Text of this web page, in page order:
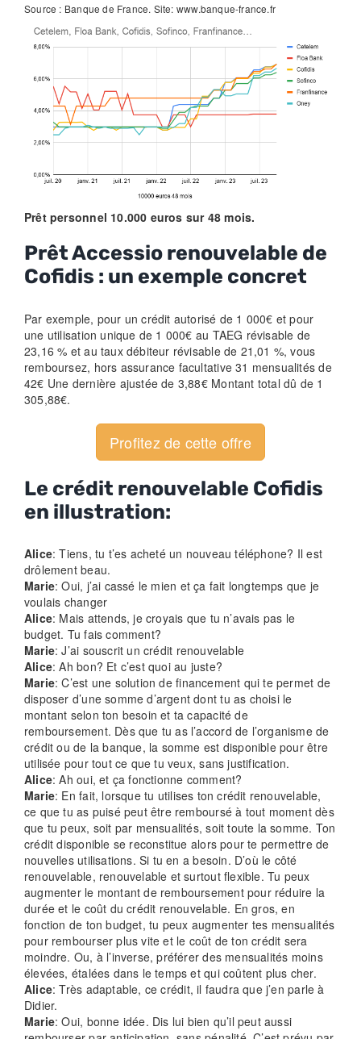
Source : Banque de France. Site: www.banque-france.fr
Prêt personnel 10.000 euros sur 48 mois.
Prêt Accessio renouvelable de
Cofidis : un exemple concret
Par exemple, pour un crédit autorisé de 1 000€ et pour
une utilisation unique de 1 000€ au TAEG révisable de
23,16 % et au taux débiteur révisable de 21,01 %, vous
remboursez, hors assurance facultative 31 mensualités de
42€ Une dernière ajustée de 3,88€ Montant total dû de 1
305,88€.
Profitez de cette offre
Le crédit renouvelable Cofidis
en illustration:
Alice: Tiens, tu t’es acheté un nouveau téléphone? Il est
drôlement beau.
Marie: Oui, j’ai cassé le mien et ça fait longtemps que je
voulais changer
Alice: Mais attends, je croyais que tu n’avais pas le
budget. Tu fais comment?
Marie: J’ai souscrit un crédit renouvelable
Alice: Ah bon? Et c’est quoi au juste?
Marie: C’est une solution de financement qui te permet de
disposer d’une somme d’argent dont tu as choisi le
montant selon ton besoin et ta capacité de
remboursement. Dès que tu as l’accord de l’organisme de
crédit ou de la banque, la somme est disponible pour être
utilisée pour tout ce que tu veux, sans justification.
Alice: Ah oui, et ça fonctionne comment?
Marie: En fait, lorsque tu utilises ton crédit renouvelable,
ce que tu as puisé peut être remboursé à tout moment dès
que tu peux, soit par mensualités, soit toute la somme. Ton
crédit disponible se reconstitue alors pour te permettre de
nouvelles utilisations. Si tu en a besoin. D’où le côté
renouvelable, renouvelable et surtout flexible. Tu peux
augmenter le montant de remboursement pour réduire la
durée et le coût du crédit renouvelable. En gros, en
fonction de ton budget, tu peux augmenter tes mensualités
pour rembourser plus vite et le coût de ton crédit sera
moindre. Ou, à l’inverse, préférer des mensualités moins
élevées, étalées dans le temps et qui coûtent plus cher.
Alice: Très adaptable, ce crédit, il faudra que j’en parle à
Didier.
Marie: Oui, bonne idée. Dis lui bien qu’il peut aussi